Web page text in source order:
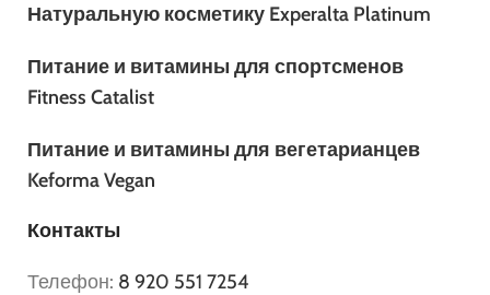
Натуральную косметику Experalta Platinum
Питание и витамины для спортсменов
Fitness Catalist
Питание и витамины для вегетарианцев
Keforma Vegan
Контакты
Телефон: 8 920 551 7254